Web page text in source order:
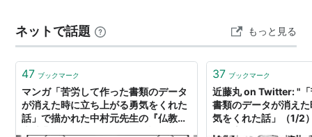
なときは！飯食って！風呂入って！眠るようにしてる！
大体、死にたいとか消えたい…
ネットで話題 もっと見る
47 ブックマーク
マンガ「苦労して作った書類のデータ
が消えた時に立ち上がる勇気をくれた
話」で描かれた中村元先生の『仏教語
37 ブックマーク
近藤丸 on Twitter: "
書類のデータが消え
気をくれた話」（1/2